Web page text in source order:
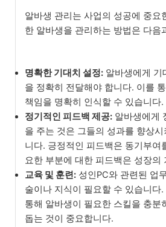
알바생 관리는 사업의 성공에 중요
한 알바생을 관리하는 방법은 다음
명확한 기대치 설정: 알바생에게 기
을 정확히 전달해야 합니다. 이를
책임을 명확히 인식할 수 있습니다.
정기적인 피드백 제공: 알바생에게
을 주는 것은 그들의 성과를 향상
니다. 긍정적인 피드백은 동기부여
요한 부분에 대한 피드백은 성장의
교육 및 훈련: 성인PC와 관련된 업
술이나 지식이 필요할 수 있습니다
통해 알바생이 필요한 스킬을 충분
돕는 것이 중요합니다.